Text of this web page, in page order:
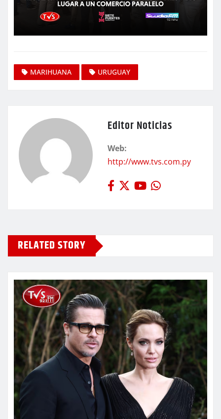
MARIHUANA URUGUAY
Editor Noticias
Web:
http://www.tvs.com.py
RELATED STORY